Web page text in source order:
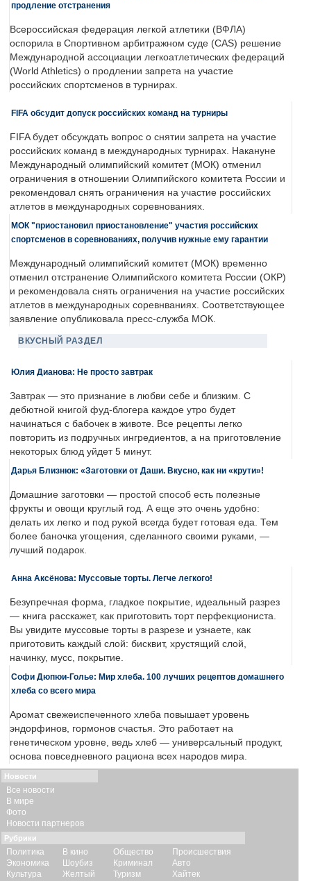
продление отстранения
Всероссийская федерация легкой атлетики (ВФЛА)
оспорила в Спортивном арбитражном суде (CAS) решение
Международной ассоциации легкоатлетических федераций
(World Athletics) о продлении запрета на участие
российских спортсменов в турнирах.
FIFA обсудит допуск российских команд на турниры
FIFA будет обсуждать вопрос о снятии запрета на участие
российских команд в международных турнирах. Накануне
Международный олимпийский комитет (МОК) отменил
ограничения в отношении Олимпийского комитета России и
рекомендовал снять ограничения на участие российских
атлетов в международных соревнованиях.
МОК "приостановил приостановление" участия российских
спортсменов в соревнованиях, получив нужные ему гарантии
Международный олимпийский комитет (МОК) временно
отменил отстранение Олимпийского комитета России (ОКР)
и рекомендовала снять ограничения на участие российских
атлетов в международных соревнваниях. Соответствующее
заявление опубликовала пресс-служба МОК.
ВКУСНЫЙ РАЗДЕЛ
Юлия Дианова: Не просто завтрак
Завтрак — это признание в любви себе и близким. С
дебютной книгой фуд-блогера каждое утро будет
начинаться с бабочек в животе. Все рецепты легко
повторить из подручных ингредиентов, а на приготовление
некоторых блюд уйдет 5 минут.
Дарья Близнюк: «Заготовки от Даши. Вкусно, как ни «крути»!
Домашние заготовки — простой способ есть полезные
фрукты и овощи круглый год. А еще это очень удобно:
делать их легко и под рукой всегда будет готовая еда. Тем
более баночка угощения, сделанного своими руками, —
лучший подарок.
Анна Аксёнова: Муссовые торты. Легче легкого!
Безупречная форма, гладкое покрытие, идеальный разрез
— книга расскажет, как приготовить торт перфекциониста.
Вы увидите муссовые торты в разрезе и узнаете, как
приготовить каждый слой: бисквит, хрустящий слой,
начинку, мусс, покрытие.
Софи Дюпюи-Голье: Мир хлеба. 100 лучших рецептов домашнего
хлеба со всего мира
Аромат свежеиспеченного хлеба повышает уровень
эндорфинов, гормонов счастья. Это работает на
генетическом уровне, ведь хлеб — универсальный продукт,
основа повседневного рациона всех народов мира.
Новости
Все новости
В мире
Фото
Новости партнеров
Рубрики
Политика
Экономика
Культура
В кино
Шоубиз
Желтый
Общество
Криминал
Туризм
Происшествия
Авто
Хайтек